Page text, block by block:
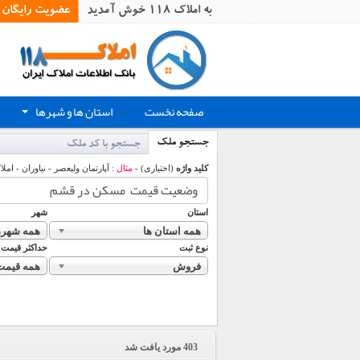
به املاک 118 خوش آمدید عضویت رایگان
صفحه نخست + استان ها و شهرها
جستجو ملک جستجو با کد ملک
کلید واژه (اختیاری) - مثال : آپارتمان ولیعصر - نیاوران -
استان شهر
همه استان ها همه
نوع ثبت حداکثر
فروش همه
403 مورد یافت شد